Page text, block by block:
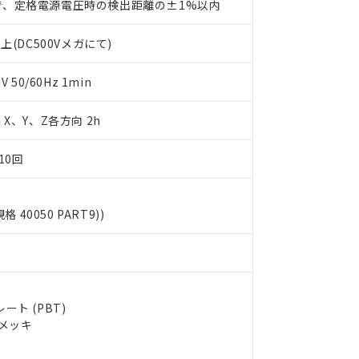
定格電源電圧時の検出距離の±1%以内
(DC500Vメガにて)
50/60Hz 1min
、Y、Z各方向 2h
回
格 40050 PART9))
ート (PBT)
ッキ
ます。
質）の非含有証明書
書（当社基準）
点で非含有を証明するもので、過去に遡って非含有を証明するも
タル酸エステル類４物質の対応では、対応完了までの期間は出
欄に対応日を記載しておりました。